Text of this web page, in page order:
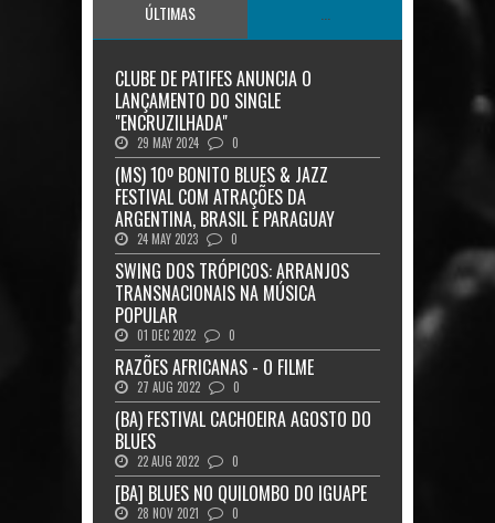
ÚLTIMAS
CLUBE DE PATIFES ANUNCIA O
LANÇAMENTO DO SINGLE
"ENCRUZILHADA"
29 MAY 2024 0
(MS) 10º BONITO BLUES & JAZZ
FESTIVAL COM ATRAÇÕES DA
ARGENTINA, BRASIL E PARAGUAY
24 MAY 2023 0
SWING DOS TRÓPICOS: ARRANJOS
TRANSNACIONAIS NA MÚSICA
POPULAR
01 DEC 2022 0
RAZÕES AFRICANAS - O FILME
27 AUG 2022 0
(BA) FESTIVAL CACHOEIRA AGOSTO DO
BLUES
22 AUG 2022 0
[BA] BLUES NO QUILOMBO DO IGUAPE
28 NOV 2021 0